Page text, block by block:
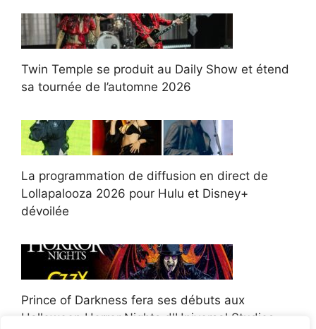
Twin Temple se produit au Daily Show et étend
sa tournée de l’automne 2026
La programmation de diffusion en direct de
Lollapalooza 2026 pour Hulu et Disney+
dévoilée
Prince of Darkness fera ses débuts aux
Halloween Horror Nights d'Universal Studios